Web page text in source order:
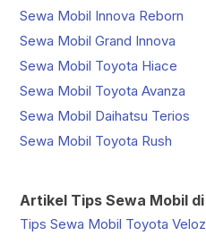
Sewa Mobil Innova Reborn
Sewa Mobil Grand Innova
Sewa Mobil Toyota Hiace
Sewa Mobil Toyota Avanza
Sewa Mobil Daihatsu Terios
Sewa Mobil Toyota Rush
Artikel Tips Sewa Mobil
Tips Sewa Mobil Toyota